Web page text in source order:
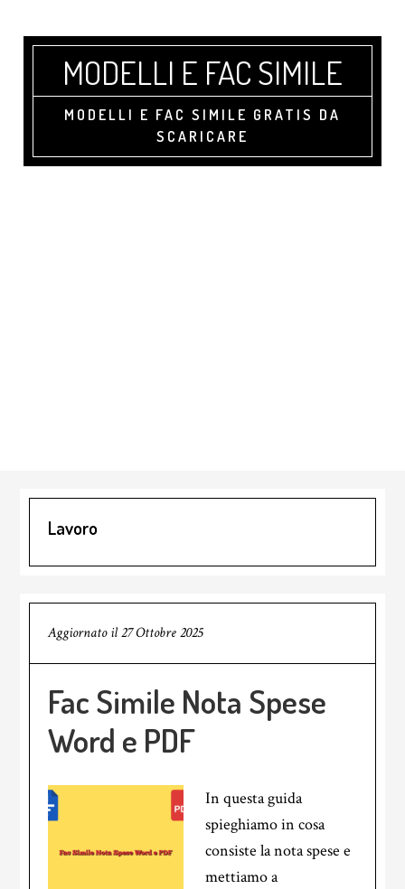
primary
footer
MODELLI E FAC SIMILE
MODELLI E FAC SIMILE GRATIS DA
SCARICARE
Lavoro
Aggiornato il27 Ottobre 2025
Fac Simile Nota Spese
Word e PDF
In questa guida
spieghiamo in cosa
consiste la nota spese e
mettiamo a